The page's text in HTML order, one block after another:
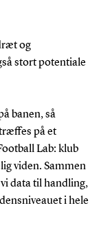
og
stort potentiale
banen, så
på et
Lab: klub
viden. Sammen
data til handling,
i hele